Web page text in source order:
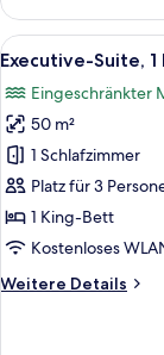
Suite,
2 Schlafzimmer,
Meerblick
Alle
Fotos
für
Executive-
Suite,
1 King-
Bett,
anzeigen
4
Executive-Suite,
Eingeschränkter
50 m²
1 Schlafzimmer
Platz für 3
1 King-Bett
Kostenloses
Weitere Details
Weitere